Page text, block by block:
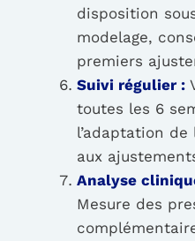
disposition
modelage,
premiers
Suivi régulier :
toutes les 6
l’adaptation de
aux
Analyse
Mesure des